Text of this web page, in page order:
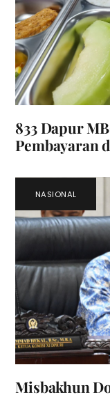
833 Dapur
Pembayaran
NASIONAL
Misbakhun